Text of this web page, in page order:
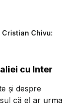
Chivu:
cu Inter
și despre
că el ar urma